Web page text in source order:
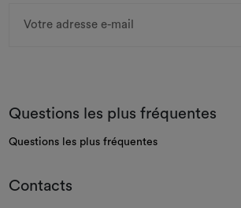
Questions les plus fréquentes
Questions les plus fréquentes
Contacts